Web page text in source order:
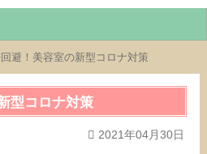
避！美容室の新型コロナ対策
型コロナ対策
2021年04月30日